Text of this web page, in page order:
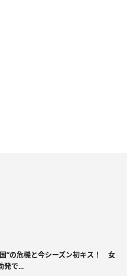
”の危機と今シーズン初キス！ 女
発で...